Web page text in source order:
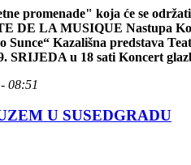
promenade" koja će se
DE LA MUSIQUE Nastupa
Sunce“ Kazališna predstava
SRIJEDA u 18 sati Koncert
08:51
U SUSEDGRADU